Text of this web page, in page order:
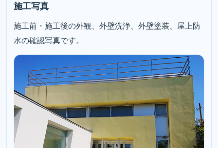
施工写真
施工前・施工後の外観、外壁洗浄、外壁塗装、屋上防
水の確認写真です。